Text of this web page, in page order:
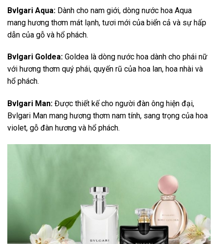
Bvlgari Aqua: Dành cho nam giới, dòng nước hoa Aqua
mang hương thơm mát lạnh, tươi mới của biển cả và sự hấp
dẫn của gỗ và hổ phách.
Bvlgari Goldea: Goldea là dòng nước hoa dành cho phái nữ
với hương thơm quý phái, quyến rũ của hoa lan, hoa nhài và
hổ phách.
Bvlgari Man: Được thiết kế cho người đàn ông hiện đại,
Bvlgari Man mang hương thơm nam tính, sang trọng của hoa
violet, gỗ đàn hương và hổ phách.